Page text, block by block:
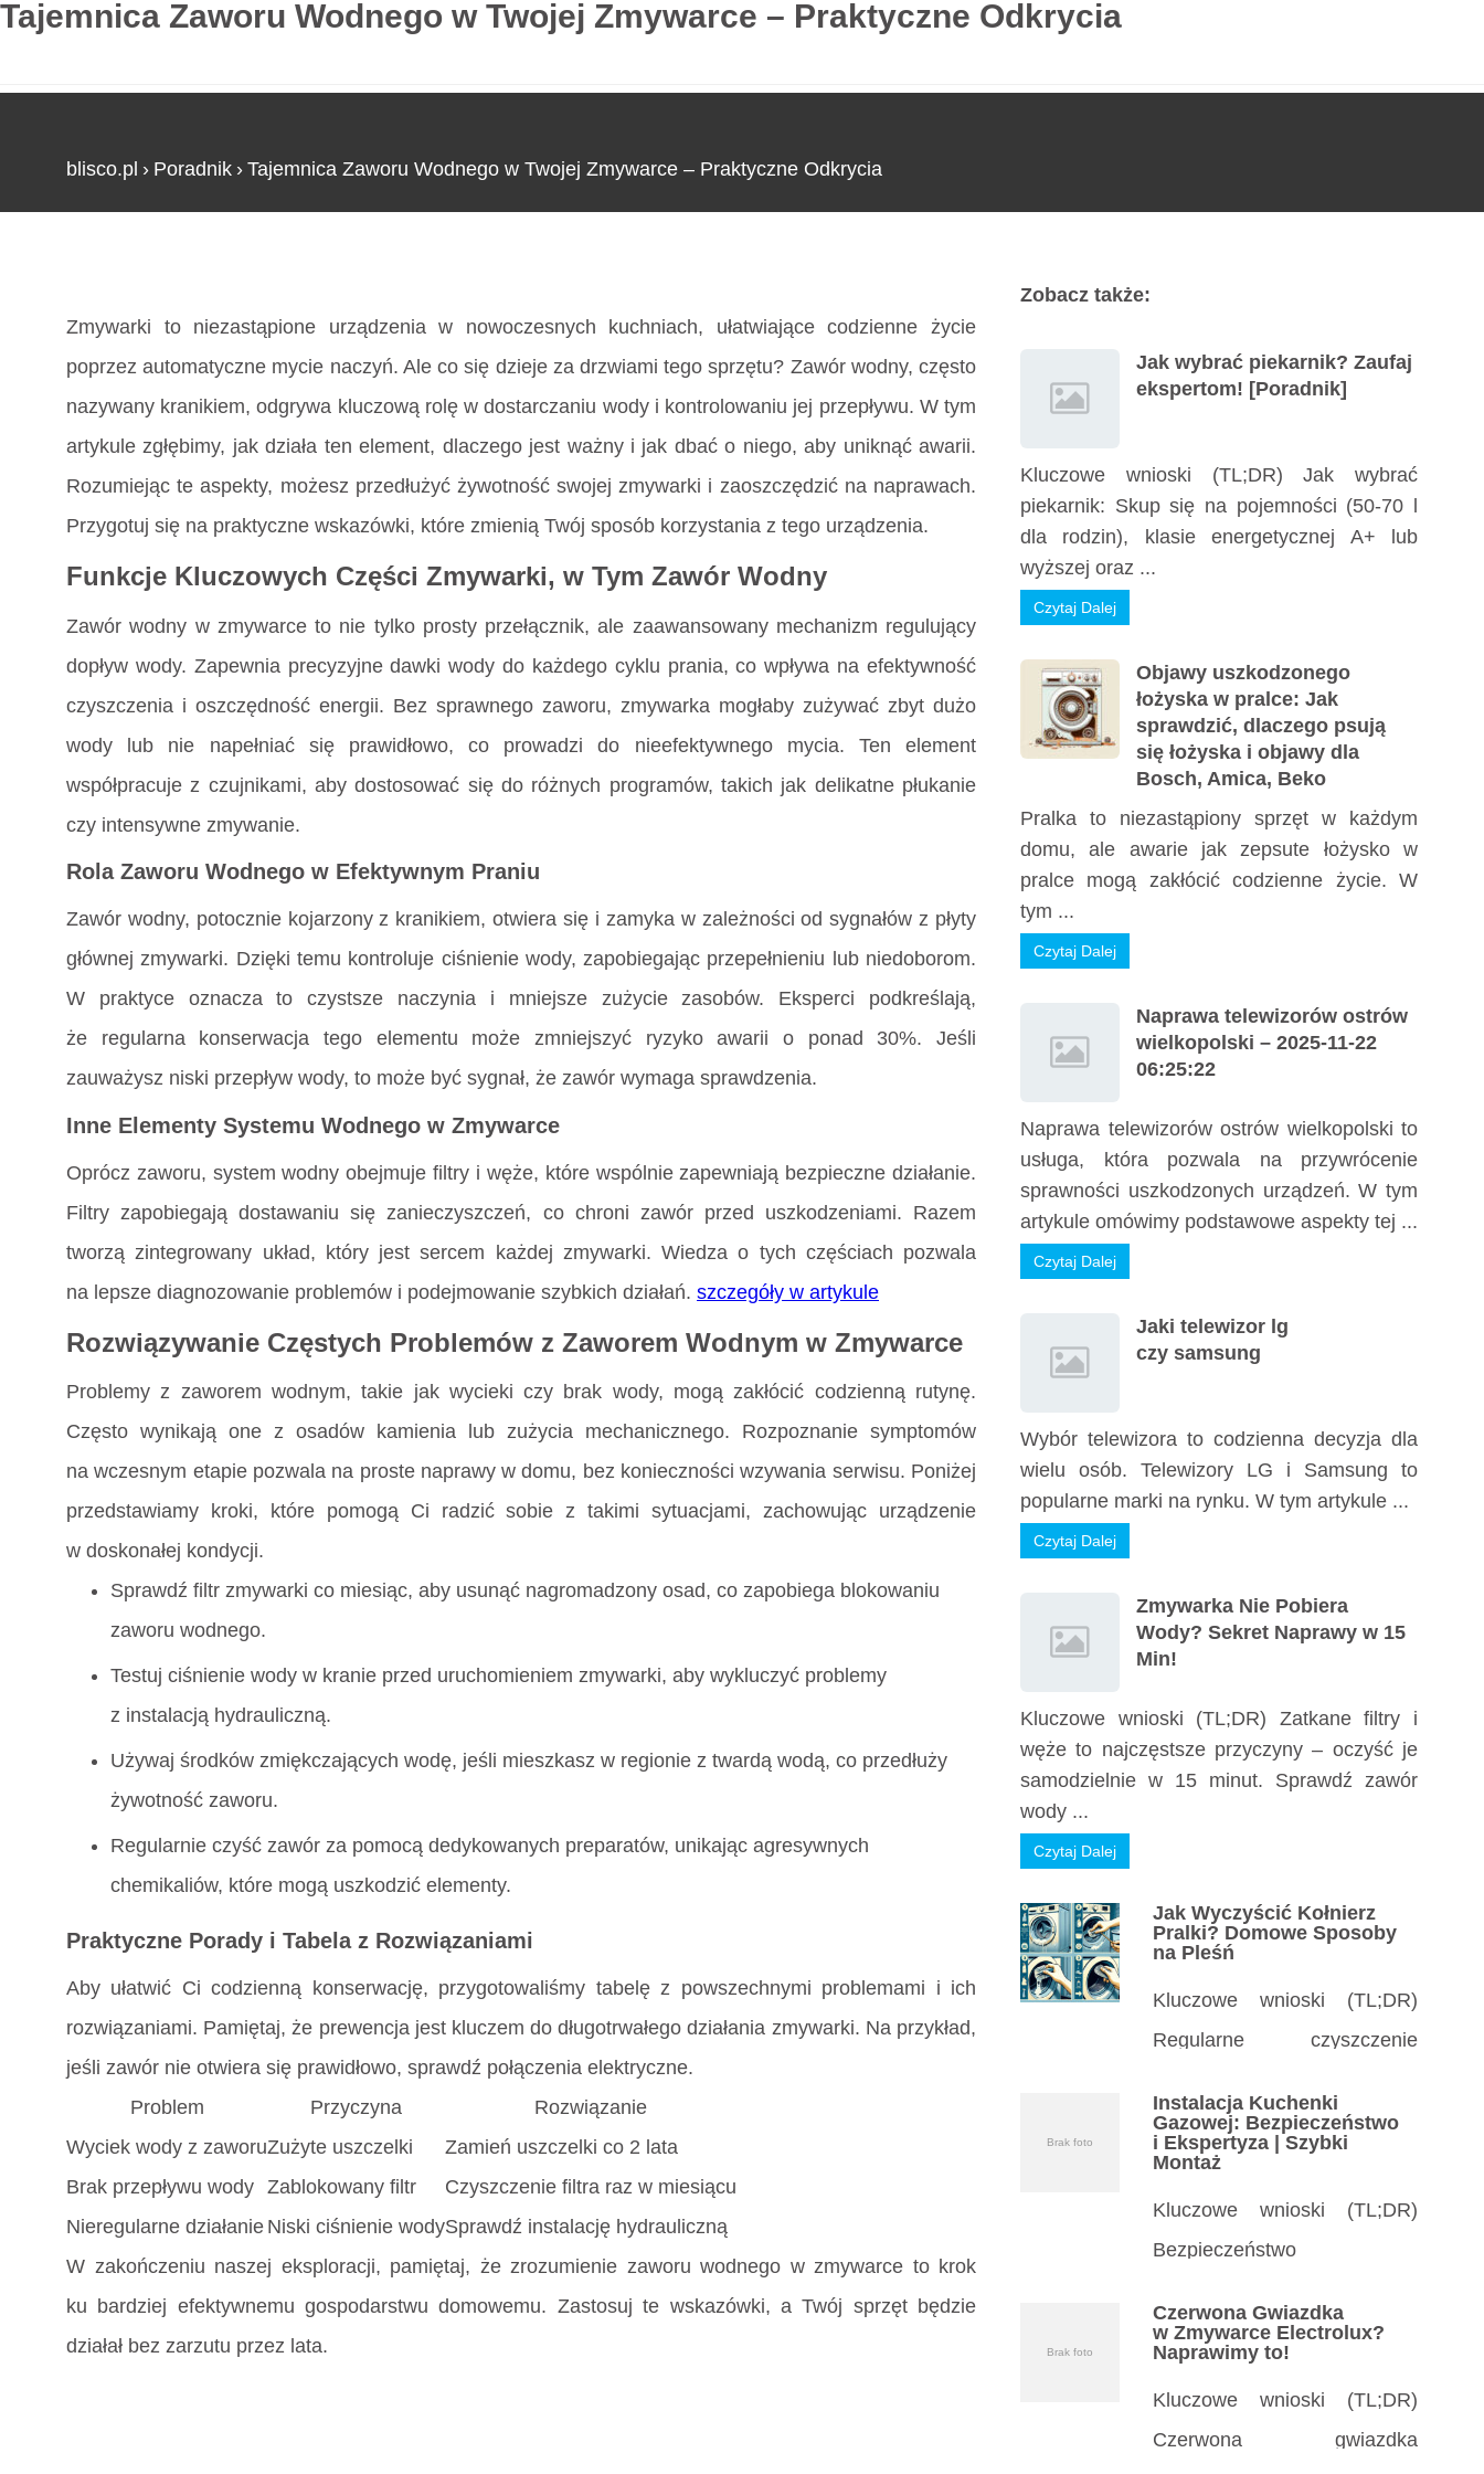
blisco.pl › Poradnik › Tajemnica Zaworu Wodnego w Twojej Zmywarce – Praktyczne Odkrycia
Tajemnica Zaworu Wodnego w Twojej Zmywarce – Praktyczne Odkrycia
Zmywarki to niezastąpione urządzenia w nowoczesnych kuchniach, ułatwiające codzienne życie
poprzez automatyczne mycie naczyń. Ale co się dzieje za drzwiami tego sprzętu? Zawór wodny, często
nazywany kranikiem, odgrywa kluczową rolę w dostarczaniu wody i kontrolowaniu jej przepływu. W tym
artykule zgłębimy, jak działa ten element, dlaczego jest ważny i jak dbać o niego, aby uniknąć awarii.
Rozumiejąc te aspekty, możesz przedłużyć żywotność swojej zmywarki i zaoszczędzić na naprawach.
Przygotuj się na praktyczne wskazówki, które zmienią Twój sposób korzystania z tego urządzenia.
Funkcje Kluczowych Części Zmywarki, w Tym Zawór Wodny
Zawór wodny w zmywarce to nie tylko prosty przełącznik, ale zaawansowany mechanizm regulujący
dopływ wody. Zapewnia precyzyjne dawki wody do każdego cyklu prania, co wpływa na efektywność
czyszczenia i oszczędność energii. Bez sprawnego zaworu, zmywarka mogłaby zużywać zbyt dużo
wody lub nie napełniać się prawidłowo, co prowadzi do nieefektywnego mycia. Ten element
współpracuje z czujnikami, aby dostosować się do różnych programów, takich jak delikatne płukanie
czy intensywne zmywanie.
Rola Zaworu Wodnego w Efektywnym Praniu
Zawór wodny, potocznie kojarzony z kranikiem, otwiera się i zamyka w zależności od sygnałów z płyty
głównej zmywarki. Dzięki temu kontroluje ciśnienie wody, zapobiegając przepełnieniu lub niedoborom.
W praktyce oznacza to czystsze naczynia i mniejsze zużycie zasobów. Eksperci podkreślają,
że regularna konserwacja tego elementu może zmniejszyć ryzyko awarii o ponad 30%. Jeśli
zauważysz niski przepływ wody, to może być sygnał, że zawór wymaga sprawdzenia.
Inne Elementy Systemu Wodnego w Zmywarce
Oprócz zaworu, system wodny obejmuje filtry i węże, które wspólnie zapewniają bezpieczne działanie.
Filtry zapobiegają dostawaniu się zanieczyszczeń, co chroni zawór przed uszkodzeniami. Razem
tworzą zintegrowany układ, który jest sercem każdej zmywarki. Wiedza o tych częściach pozwala
na lepsze diagnozowanie problemów i podejmowanie szybkich działań. szczegóły w artykule
Rozwiązywanie Częstych Problemów z Zaworem Wodnym w Zmywarce
Problemy z zaworem wodnym, takie jak wycieki czy brak wody, mogą zakłócić codzienną rutynę.
Często wynikają one z osadów kamienia lub zużycia mechanicznego. Rozpoznanie symptomów
na wczesnym etapie pozwala na proste naprawy w domu, bez konieczności wzywania serwisu. Poniżej
przedstawiamy kroki, które pomogą Ci radzić sobie z takimi sytuacjami, zachowując urządzenie
w doskonałej kondycji.
Sprawdź filtr zmywarki co miesiąc, aby usunąć nagromadzony osad, co zapobiega blokowaniu
zaworu wodnego.
Testuj ciśnienie wody w kranie przed uruchomieniem zmywarki, aby wykluczyć problemy
z instalacją hydrauliczną.
Używaj środków zmiękczających wodę, jeśli mieszkasz w regionie z twardą wodą, co przedłuży
żywotność zaworu.
Regularnie czyść zawór za pomocą dedykowanych preparatów, unikając agresywnych
chemikaliów, które mogą uszkodzić elementy.
Praktyczne Porady i Tabela z Rozwiązaniami
Aby ułatwić Ci codzienną konserwację, przygotowaliśmy tabelę z powszechnymi problemami i ich
rozwiązaniami. Pamiętaj, że prewencja jest kluczem do długotrwałego działania zmywarki. Na przykład,
jeśli zawór nie otwiera się prawidłowo, sprawdź połączenia elektryczne.
Problem
Przyczyna
Rozwiązanie
Wyciek wody z zaworuZużyte uszczelki
Zamień uszczelki co 2 lata
Brak przepływu wody Zablokowany filtr
Czyszczenie filtra raz w miesiącu
Nieregularne działanie Niski ciśnienie wodySprawdź instalację hydrauliczną
W zakończeniu naszej eksploracji, pamiętaj, że zrozumienie zaworu wodnego w zmywarce to krok
ku bardziej efektywnemu gospodarstwu domowemu. Zastosuj te wskazówki, a Twój sprzęt będzie
działał bez zarzutu przez lata.
Zobacz także:
Jak wybrać piekarnik? Zaufaj
ekspertom! [Poradnik]
Kluczowe wnioski (TL;DR) Jak wybrać
piekarnik: Skup się na pojemności (50-70 l
dla rodzin), klasie energetycznej A+ lub
wyższej oraz ...
Czytaj Dalej
Objawy uszkodzonego
łożyska w pralce: Jak
sprawdzić, dlaczego psują
się łożyska i objawy dla
Bosch, Amica, Beko
Pralka to niezastąpiony sprzęt w każdym
domu, ale awarie jak zepsute łożysko w
pralce mogą zakłócić codzienne życie. W
tym ...
Czytaj Dalej
Naprawa telewizorów ostrów
wielkopolski – 2025-11-22
06:25:22
Naprawa telewizorów ostrów wielkopolski to
usługa, która pozwala na przywrócenie
sprawności uszkodzonych urządzeń. W tym
artykule omówimy podstawowe aspekty tej ...
Czytaj Dalej
Jaki telewizor lg
czy samsung
Wybór telewizora to codzienna decyzja dla
wielu osób. Telewizory LG i Samsung to
popularne marki na rynku. W tym artykule ...
Czytaj Dalej
Zmywarka Nie Pobiera
Wody? Sekret Naprawy w 15
Min!
Kluczowe wnioski (TL;DR) Zatkane filtry i
węże to najczęstsze przyczyny – oczyść je
samodzielnie w 15 minut. Sprawdź zawór
wody ...
Czytaj Dalej
Jak Wyczyścić Kołnierz
Pralki? Domowe Sposoby
na Pleśń
Kluczowe wnioski (TL;DR)
Regularne czyszczenie
pleśni, zapachom
i uszkodzeniom uszczelki –
czyść co miesiąc. Proste
środki domowe jak ocet, soda
skutecznie usuwają brud
i szlam z gumowego kołnierza
w pralce. […]
Brak foto
Instalacja Kuchenki
Gazowej: Bezpieczeństwo
i Ekspertyza | Szybki
Montaż
Kluczowe wnioski (TL;DR)
Bezpieczeństwo
Instalacja kuchenki gazowej
wymaga specjalisty
z certyfikatami, by uniknąć
wycieków gazu i eksplozji.
Brak foto
Czerwona Gwiazdka
w Zmywarce Electrolux?
Naprawimy to!
Kluczowe wnioski (TL;DR)
Czerwona gwiazdka